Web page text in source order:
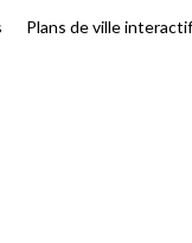
Plans de ville